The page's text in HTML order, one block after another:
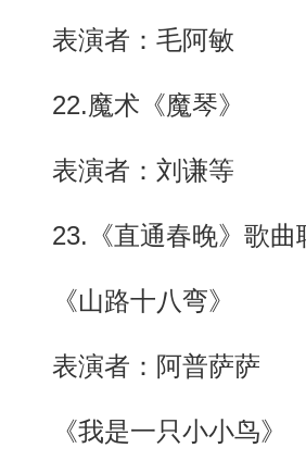
表演者：毛阿敏
22.魔术《魔琴》
表演者：刘谦等
23.《直通春晚》歌曲
《山路十八弯》
表演者：阿普萨萨
《我是一只小小鸟》